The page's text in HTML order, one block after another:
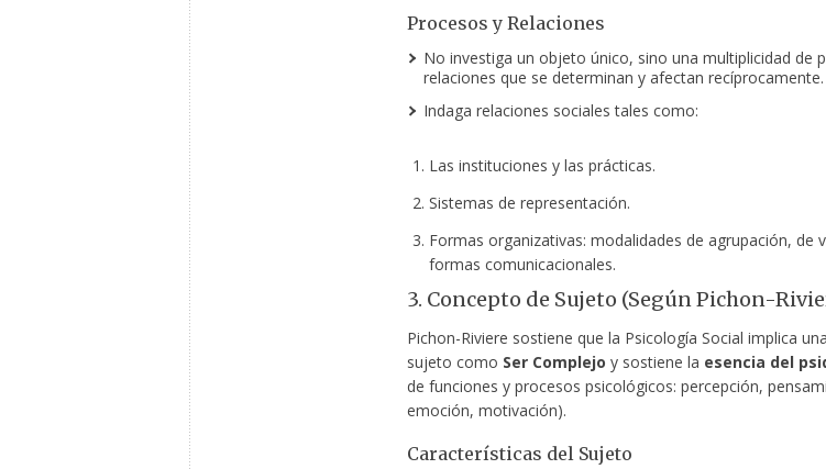
Procesos y Relaciones
No investiga un objeto único, sino una multiplicidad de
relaciones que se determinan y afectan recíprocamente.
Indaga relaciones sociales tales como:
Las instituciones y las prácticas.
Sistemas de representación.
Formas organizativas: modalidades de agrupación, de
formas comunicacionales.
3. Concepto de Sujeto (Según Pichon-
Pichon-Riviere sostiene que la Psicología Social implica
sujeto como Ser Complejo y sostiene la esencia del
de funciones y procesos psicológicos: percepción,
emoción, motivación).
Características del Sujeto